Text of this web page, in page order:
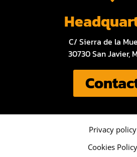
C/ Sierra de la
30730 San Javier,
Privacy policy
Cookies Policy